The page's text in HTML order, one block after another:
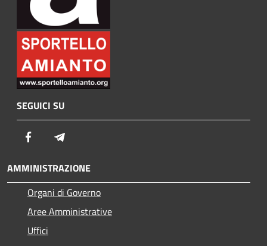
SEGUICI SU
Facebook
AMMINISTRAZIONE
Organi di Governo
Aree Amministrative
Uffici